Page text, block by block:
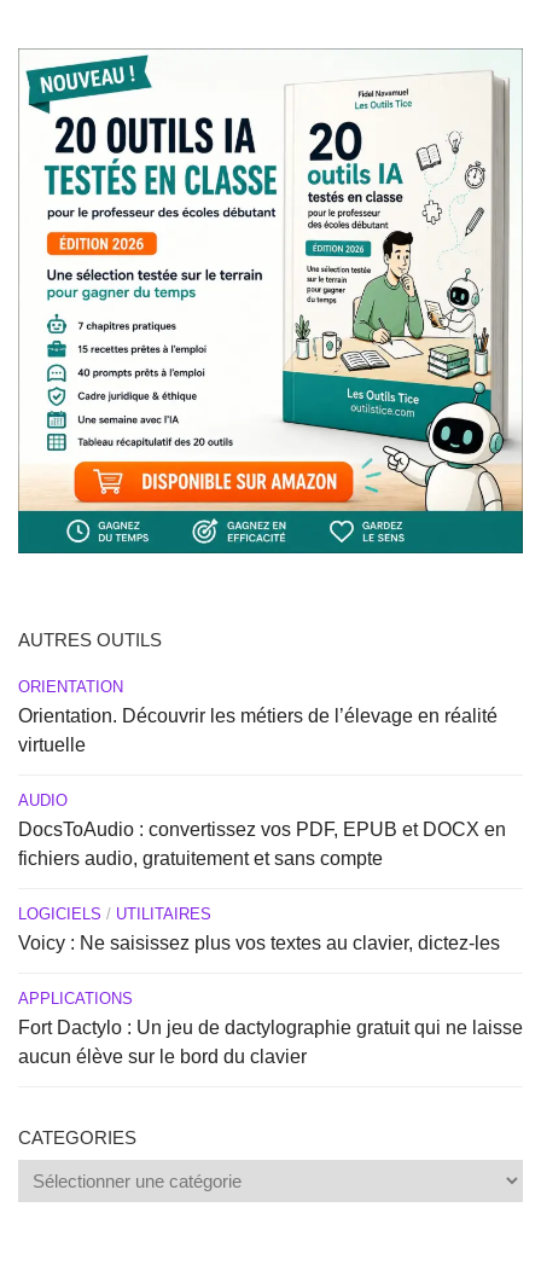
AUTRES OUTILS
ORIENTATION
Orientation. Découvrir les métiers de l’élevage en réalité
virtuelle
AUDIO
DocsToAudio : convertissez vos PDF, EPUB et DOCX en
fichiers audio, gratuitement et sans compte
LOGICIELS / UTILITAIRES
Voicy : Ne saisissez plus vos textes au clavier, dictez-les
APPLICATIONS
Fort Dactylo : Un jeu de dactylographie gratuit qui ne laisse
aucun élève sur le bord du clavier
CATEGORIES
Categories